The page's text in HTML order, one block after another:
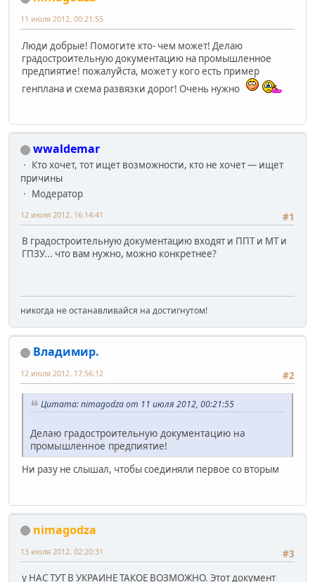
11 июля 2012, 00:21:55
Люди добрые! Помогите кто- чем может! Делаю
градостроительную документацию на промышленное
предпиятие! пожалуйста, может у кого есть пример
генплана и схема развязки дорог! Очень нужно
wwaldemar
Кто хочет, тот ищет возможности, кто не хочет — ищет
причины
Модератор
#1
12 июля 2012, 16:14:41
В градостроительную документацию входят и ППТ и МТ и
ГПЗУ... что вам нужно, можно конкретнее?
никогда не останавливайся на достигнутом!
Владимир.
#2
12 июля 2012, 17:56:12
Цитата: nimagodza от 11 июля 2012, 00:21:55
Делаю градостроительную документацию на
промышленное предпиятие!
Ни разу не слышал, чтобы соединяли первое со вторым
nimagodza
#3
13 июля 2012, 02:20:31
у НАС ТУТ В УКРАИНЕ ТАКОЕ ВОЗМОЖНО. Этот документ